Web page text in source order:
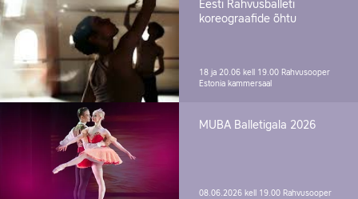
Eesti Rahvusballeti
koreograafide õhtu
18 ja 20.06 kell 19.00 Rahvusooper
Estonia kammersaal
MUBA Balletigala 2026
08.06.2026 kell 19.00 Rahvusooper